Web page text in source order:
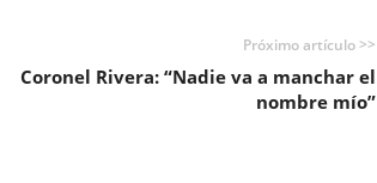
Próximo artículo >>
Coronel Rivera: “Nadie va a manchar el
nombre mío”